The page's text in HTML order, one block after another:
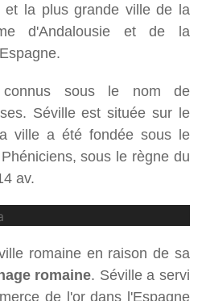
et la plus grande ville de la
d'Andalousie et de la
sous le nom de
Séville est située sur le
ville a été fondée sous le
sous le règne du
av.
romaine en raison de sa
romaine. Séville a servi
de l'or dans l'Espagne